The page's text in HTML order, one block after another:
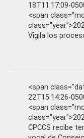
18T11:17:09-
<span
Vigila los
<span
22T15:14:26-
<span
CPCCS recibe